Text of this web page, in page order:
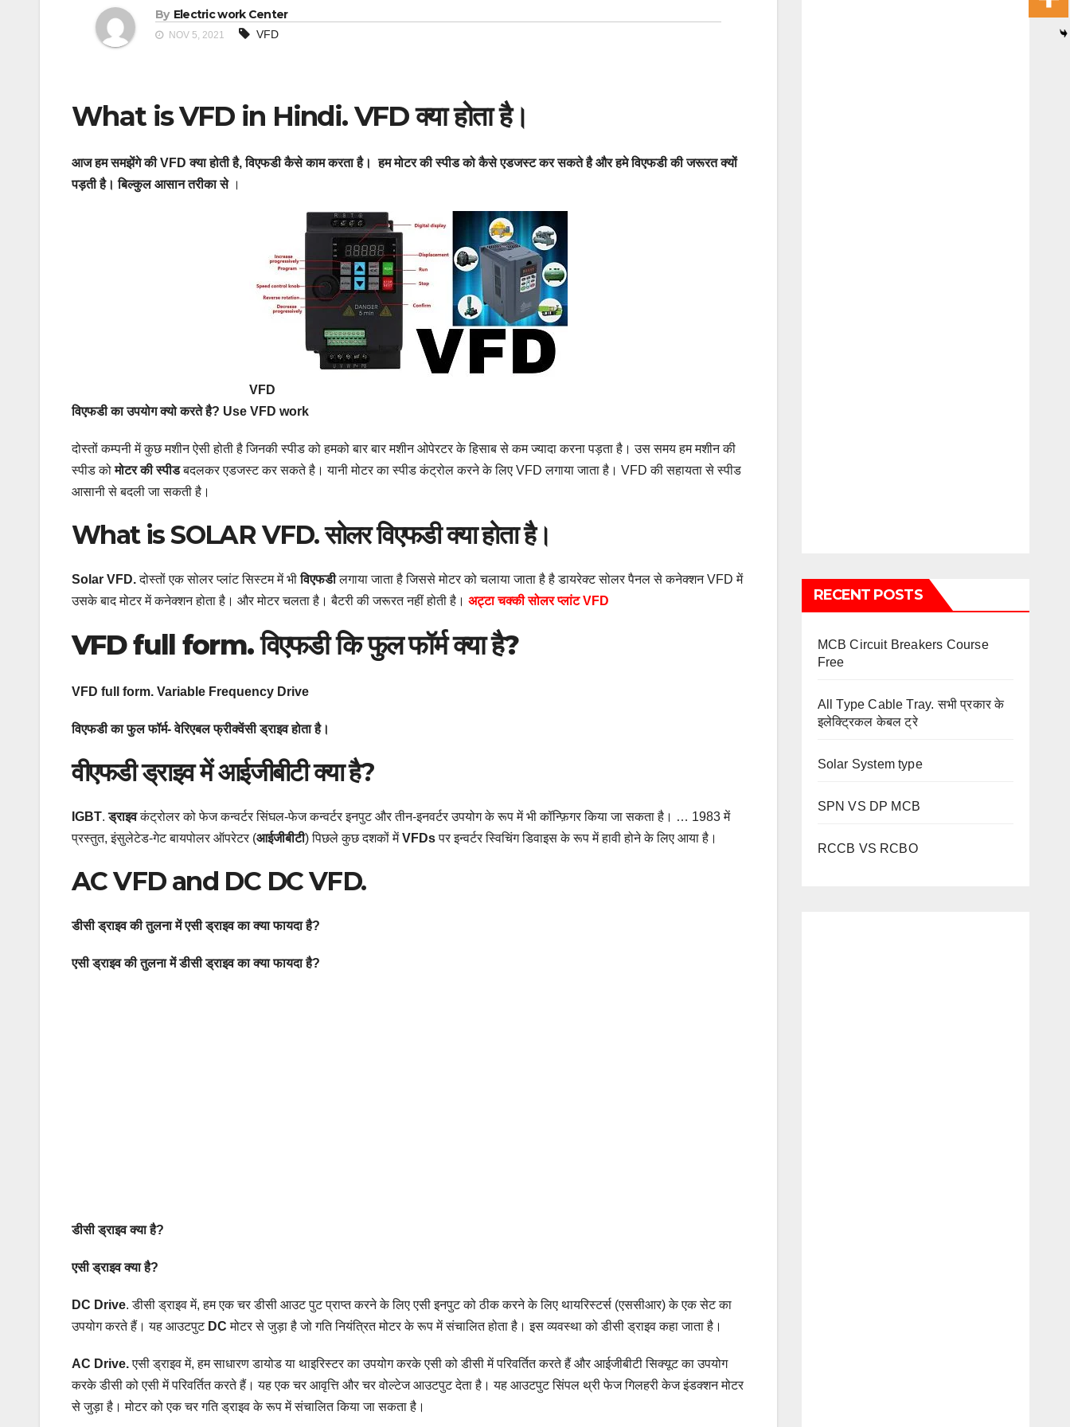
By Electric work Center
NOV 5, 2021 VFD
What is VFD in Hindi. VFD क्या होता है।
आज हम समझेंगे की VFD क्या होती है, विएफडी कैसे काम करता है। हम मोटर की स्पीड को कैसे एडजस्ट कर सकते है और हमेविएफडीकी जरूरत क्यों
पड़ती है। बिल्कुल आसान तरीका से।
VFD
विएफडी का उपयोग क्यो करते है? Use VFD work
दोस्तों कम्पनी में कुछ मशीन ऐसी होती है जिनकी स्पीड को हमको बार बार मशीन ओपेरटर के हिसाब से कम ज्यादा करना पड़ता है। उस समय हम मशीन की
स्पीड कोमोटर की स्पीडबदलकर एडजस्ट कर सकते है। यानी मोटर का स्पीड कंट्रोल करने के लिए VFD लगाया जाता है। VFD की सहायता से स्पीड
आसानी से बदली जा सकती है।
What is SOLAR VFD. सोलरविएफडीक्या होता है।
Solar VFD.दोस्तों एक सोलर प्लांट सिस्टम में भीविएफडीलगाया जाता है जिससे मोटर को चलाया जाता है है डायरेक्ट सोलर पैनल से कनेक्शन VFD में
उसके बाद मोटर में कनेक्शन होता है। और मोटर चलता है। बैटरी की जरूरत नहीं होती है। अट्टा चक्की सोलर प्लांट VFD
VFD full form. विएफडी कि फुल फॉर्म क्या है?
VFD full form. Variable Frequency Drive
विएफडी का फुल फॉर्म- वेरिएबल फ्रीक्वेंसी ड्राइव होता है।
वीएफडी ड्राइव में आईजीबीटी क्या है?
IGBT.ड्राइवकंट्रोलर को फेज कन्वर्टर सिंघल-फेज कन्वर्टर इनपुट और तीन-इनवर्टर उपयोग के रूप में भी कॉन्फ़िगर किया जा सकता है। … 1983 में
प्रस्तुत, इंसुलेटेड-गेट बायपोलर ऑपरेटर (आईजीबीटी) पिछले कुछ दशकों मेंVFDsपर इन्वर्टर स्विचिंग डिवाइस के रूप में हावी होने के लिए आया है।
AC VFD and DC DC VFD.
डीसी ड्राइव की तुलना में एसी ड्राइव का क्या फायदा है?
एसी ड्राइव की तुलना में डीसी ड्राइव का क्या फायदा है?
डीसी ड्राइव क्या है?
एसी ड्राइव क्या है?
DC Drive. डीसी ड्राइव में, हम एक चर डीसी आउट पुट प्राप्त करने के लिए एसी इनपुट को ठीक करने के लिए थायरिस्टर्स (एससीआर) के एक सेट का
उपयोग करते हैं। यह आउटपुट DC मोटर से जुड़ा है जो गति नियंत्रित मोटर के रूप में संचालित होता है। इस व्यवस्था को डीसी ड्राइव कहा जाता है।
AC Drive.एसी ड्राइव में, हम साधारण डायोड या थाइरिस्टर का उपयोग करके एसी को डीसी में परिवर्तित करते हैं और आईजीबीटी सिक्यूट का उपयोग
करके डीसी को एसी में परिवर्तित करते हैं। यह एक चर आवृत्ति और चर वोल्टेज आउटपुट देता है। यह आउटपुट सिंपल थ्री फेज गिलहरी केज इंडक्शन मोटर
से जुड़ा है। मोटर को एक चर गति ड्राइव के रूप में संचालित किया जा सकता है।
RECENT POSTS
MCB Circuit Breakers Course
Free
All Type Cable Tray. सभी प्रकार के
इलेक्ट्रिकल केबल ट्रे
Solar System type
SPN VS DP MCB
RCCB VS RCBO